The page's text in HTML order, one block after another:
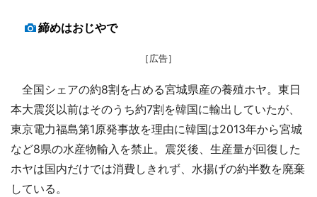
締めはおじやで
［広告］
全国シェアの約8割を占める宮城県産の養殖ホヤ。東日
本大震災以前はそのうち約7割を韓国に輸出していたが、
東京電力福島第1原発事故を理由に韓国は2013年から宮城
など8県の水産物輸入を禁止。震災後、生産量が回復した
ホヤは国内だけでは消費しきれず、水揚げの約半数を廃棄
している。